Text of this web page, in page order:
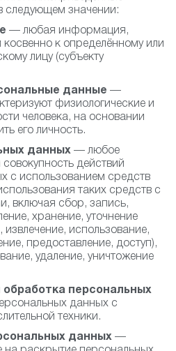
следующем значении:
— любая информация,
к определённому или
лицу (субъекту
данные —
физиологические и
человека, на основании
его личность.
данных — любое
действий
с использованием средств
таких средств с
включая сбор, запись,
хранение, уточнение
извлечение, использование,
предоставление, доступ),
удаление, уничтожение
персональных
данных с
техники.
данных —